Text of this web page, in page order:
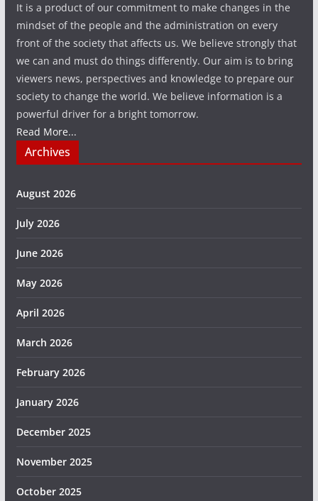
It is a product of our commitment to make changes in the
mindset of the people and the administration on every
front of the society that affects us. We believe strongly that
we can and must do things differently. Our aim is to bring
viewers news, perspectives and knowledge to prepare our
society to change the world. We believe information is a
powerful driver for a bright tomorrow.
Read More...
Archives
August 2026
July 2026
June 2026
May 2026
April 2026
March 2026
February 2026
January 2026
December 2025
November 2025
October 2025